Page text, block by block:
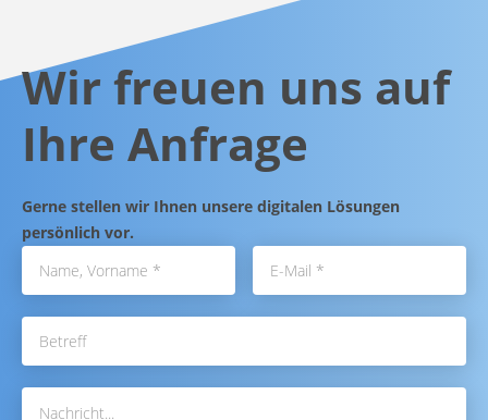
Wir freuen uns auf
Ihre Anfrage
Gerne stellen wir Ihnen unsere digitalen Lösungen
persönlich vor.